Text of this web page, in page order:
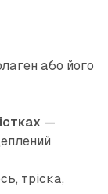
або його
—
тріска,